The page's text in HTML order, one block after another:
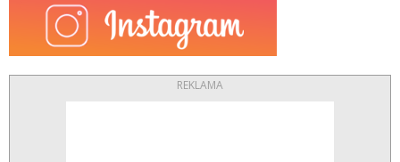
REKLAMA